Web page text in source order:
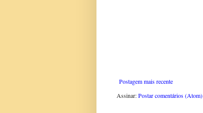
Postagem mais recente
Assinar:Postar comentários (Atom)